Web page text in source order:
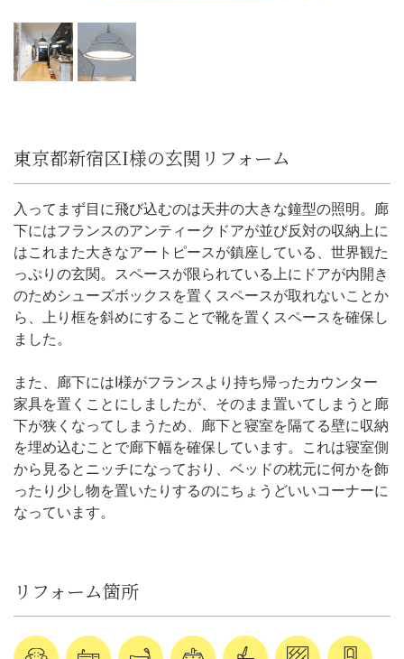
東京都新宿区I様の玄関リフォーム
入ってまず目に飛び込むのは天井の大きな鐘型の照明。廊
下にはフランスのアンティークドアが並び反対の収納上に
はこれまた大きなアートピースが鎮座している、世界観た
っぷりの玄関。スペースが限られている上にドアが内開き
のためシューズボックスを置くスペースが取れないことか
ら、上り框を斜めにすることで靴を置くスペースを確保し
ました。
また、廊下にはI様がフランスより持ち帰ったカウンター
家具を置くことにしましたが、そのまま置いてしまうと廊
下が狭くなってしまうため、廊下と寝室を隔てる壁に収納
を埋め込むことで廊下幅を確保しています。これは寝室側
から見るとニッチになっており、ベッドの枕元に何かを飾
ったり少し物を置いたりするのにちょうどいいコーナーに
なっています。
リフォーム箇所